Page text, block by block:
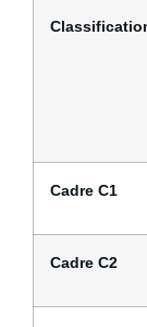
Cadre C1
Cadre C2